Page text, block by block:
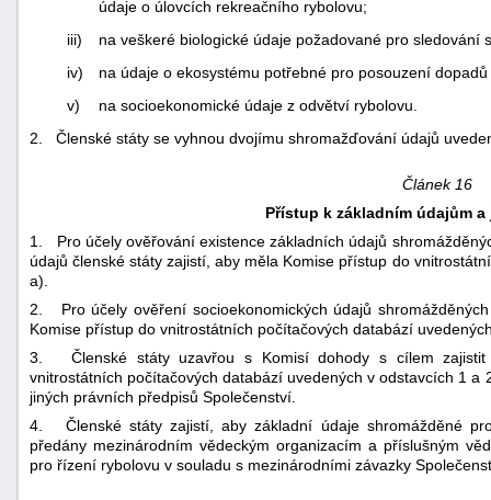
údaje o úlovcích rekreačního rybolovu;
iii)
na veškeré biologické údaje požadované pro sledování
iv)
na údaje o ekosystému potřebné pro posouzení
v)
na socioekonomické údaje z odvětví rybolovu.
2. Členské státy se vyhnou dvojímu shromažďování údajů
Článek 16
Přístup k základním údajům
1. Pro účely ověřování existence základních údajů
údajů členské státy zajistí, aby měla Komise přístup do
a).
2. Pro účely ověření socioekonomických údajů
Komise přístup do vnitrostátních počítačových databází
3. Členské státy uzavřou s Komisí dohody s cílem zajistit
vnitrostátních počítačových databází uvedených v odstavcích 1
jiných právních předpisů Společenství.
4. Členské státy zajistí, aby základní údaje shromážděné
předány mezinárodním vědeckým organizacím a příslušným
pro řízení rybolovu v souladu s mezinárodními závazky